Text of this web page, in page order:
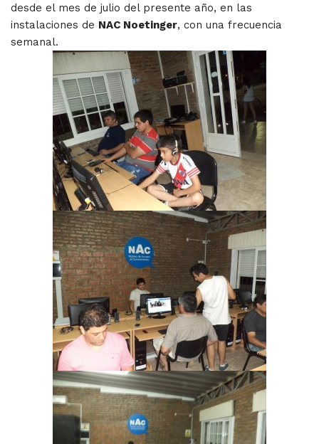
desde el mes de julio del presente año, en las
instalaciones de NAC Noetinger, con una frecuencia
semanal.